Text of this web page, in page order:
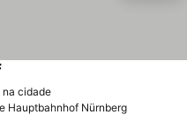
na cidadeVer preços
Hauptbahnhof Nürnberg